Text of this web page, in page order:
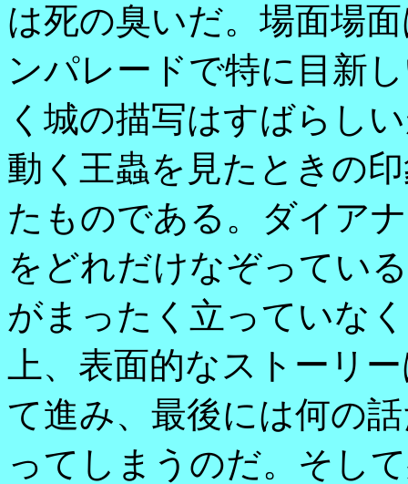
は死の臭いだ。場面場
ンパレードで特に目新
く城の描写はすばらし
動く王蟲を見たときの
たものである。ダイア
をどれだけなぞってい
がまったく立っていな
上、表面的なストーリ
て進み、最後には何の
ってしまうのだ。そし